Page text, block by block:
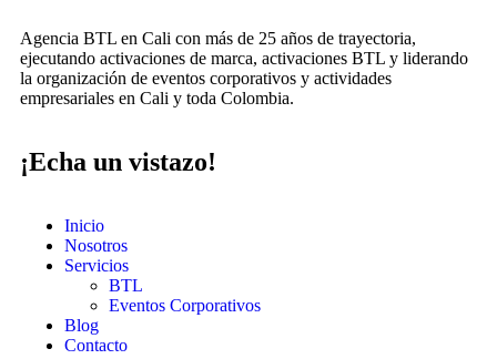
Agencia BTL en Cali con más de 25 años de trayectoria,
ejecutando activaciones de marca, activaciones BTL y liderando
la organización de eventos corporativos y actividades
empresariales en Cali y toda Colombia.
¡Echa un vistazo!
Inicio
Nosotros
Servicios
BTL
Eventos Corporativos
Blog
Contacto